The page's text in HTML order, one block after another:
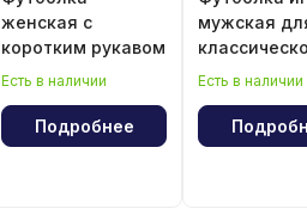
женская с
коротким рукавом
Есть в наличии
Подробнее
мужская
волейбола
Есть в наличии